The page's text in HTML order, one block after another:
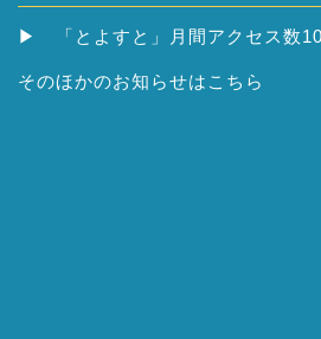
▶ 「とよすと」月間アクセス数
そのほかのお知らせはこちら